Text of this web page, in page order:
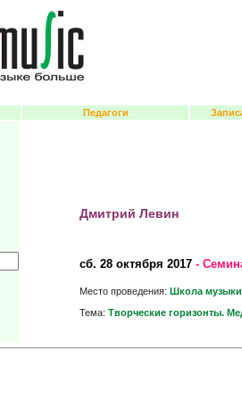
Педагоги
Дмитрий Левин
сб. 28 октября 2017-
Место проведения: Школа
Тема: Творческие горизонты.